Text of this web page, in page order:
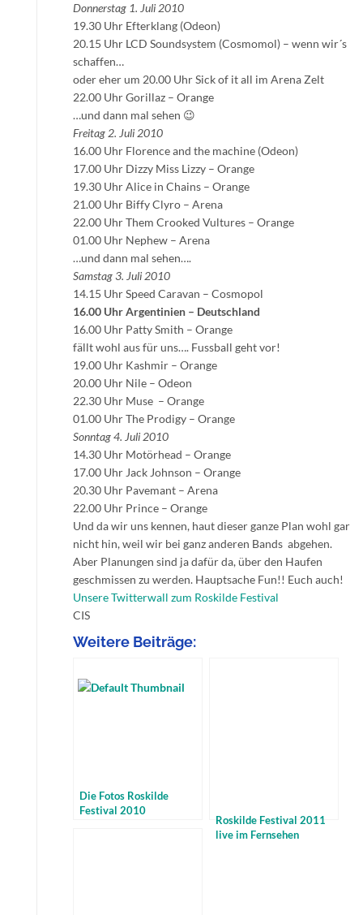
Donnerstag 1. Juli 2010
19.30 Uhr Efterklang (Odeon)
20.15 Uhr LCD Soundsystem (Cosmomol) – wenn wir´s
schaffen…
oder eher um 20.00 Uhr Sick of it all im Arena Zelt
22.00 Uhr Gorillaz – Orange
…und dann mal sehen 😉
Freitag 2. Juli 2010
16.00 Uhr Florence and the machine (Odeon)
17.00 Uhr Dizzy Miss Lizzy – Orange
19.30 Uhr Alice in Chains – Orange
21.00 Uhr Biffy Clyro – Arena
22.00 Uhr Them Crooked Vultures – Orange
01.00 Uhr Nephew – Arena
…und dann mal sehen….
Samstag 3. Juli 2010
14.15 Uhr Speed Caravan – Cosmopol
16.00 Uhr Argentinien – Deutschland
16.00 Uhr Patty Smith – Orange
fällt wohl aus für uns…. Fussball geht vor!
19.00 Uhr Kashmir – Orange
20.00 Uhr Nile – Odeon
22.30 Uhr Muse – Orange
01.00 Uhr The Prodigy – Orange
Sonntag 4. Juli 2010
14.30 Uhr Motörhead – Orange
17.00 Uhr Jack Johnson – Orange
20.30 Uhr Pavemant – Arena
22.00 Uhr Prince – Orange
Und da wir uns kennen, haut dieser ganze Plan wohl gar
nicht hin, weil wir bei ganz anderen Bands abgehen.
Aber Planungen sind ja dafür da, über den Haufen
geschmissen zu werden. Hauptsache Fun!! Euch auch!
Unsere Twitterwall zum Roskilde Festival
CIS
Weitere Beiträge:
Die Fotos Roskilde
Festival 2010
Roskilde Festival 2011
live im Fernsehen